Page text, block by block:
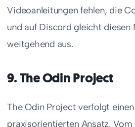
Videoanleitungen fehlen, die
und auf Discord gleicht diesen
weitgehend aus.
9. The Odin Project
The Odin Project verfolgt
praxisorientierten Ansatz. Vom